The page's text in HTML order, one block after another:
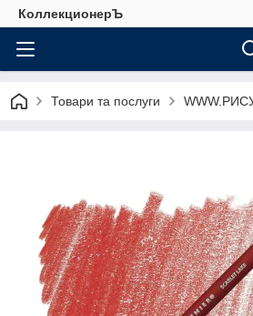
КоллекционерЪ
Товари та послуги